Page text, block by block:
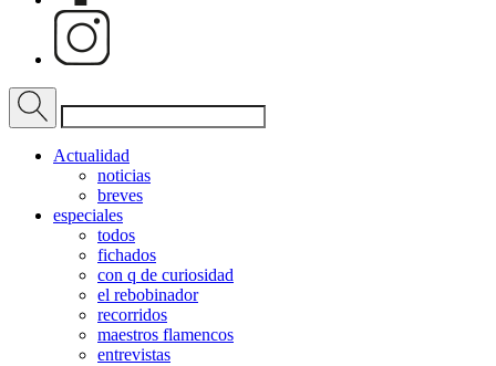
Actualidad
noticias
breves
especiales
todos
fichados
con q de curiosidad
el rebobinador
recorridos
maestros flamencos
entrevistas